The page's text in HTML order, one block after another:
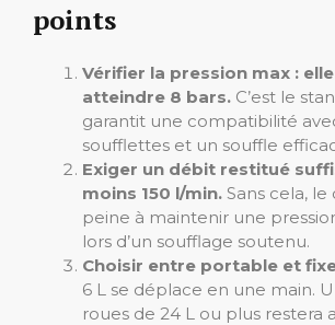
points
Vérifier la pression max :
atteindre 8 bars. C’est le
garantit une compatibilité
soufflettes et un souffle
Exiger un débit restitué
moins 150 l/min. Sans cela,
peine à maintenir une
lors d’un soufflage soutenu.
Choisir entre portable et
6 L se déplace en une main.
roues de 24 L ou plus restera